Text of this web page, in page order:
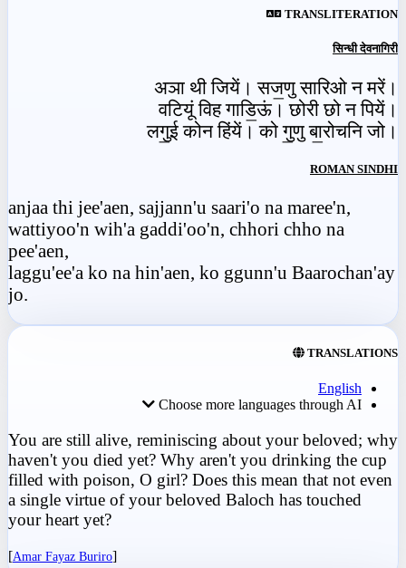
TRANSLITERATION
सिन्धी देवनागिरी
अञा थी जियें। सज॒णु सारिओ न मरें।
वटियूं विह गाडि॒ऊं। छोरी छो न पियें।
लगु॒ई कोन हिंयें। को गु॒णु बा॒रोचनि जो।
ROMAN SINDHI
anjaa thi jee'aen, sajjann'u saari'o na maree'n,
wattiyoo'n wih'a gaddi'oo'n, chhori chho na
pee'aen,
laggu'ee'a ko na hin'aen, ko ggunn'u Baarochan'ay
jo.
TRANSLATIONS
English
Choose more languages through AI
You are still alive, reminiscing about your beloved; why
haven't you died yet? Why aren't you drinking the cup
filled with poison, O girl? Does this mean that not even
a single virtue of your beloved Baloch has touched
your heart yet?
[Amar Fayaz Buriro]